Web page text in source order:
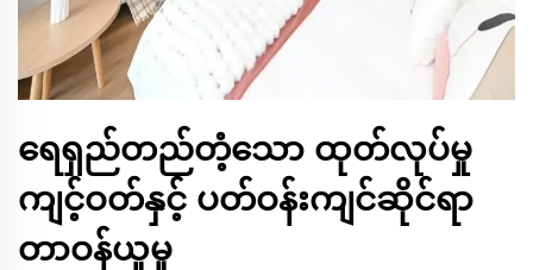
ရေရှည်တည်တံ့သော ထုတ်လုပ်မှု
ကျင့်ဝတ်နှင့် ပတ်ဝန်းကျင်ဆိုင်ရာ
တာဝန်ယူမှု